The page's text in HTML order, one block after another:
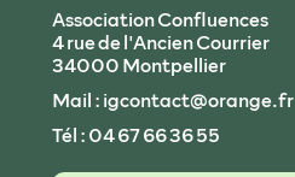
Association Confluences
4 rue de l'Ancien Courrier
34000 Montpellier
Mail : igcontact@orange.fr
Tél : 04 67 66 36 55